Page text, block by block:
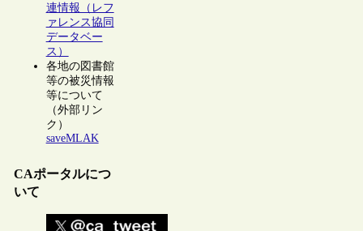
連情報（レフ
ァレンス協同
データベー
ス）
各地の図書館
等の被災情報
等について
（外部リン
ク）
saveMLAK
CAポータルにつ
いて